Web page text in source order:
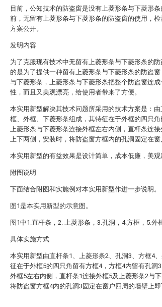
目前，公知技术的防盗窗是没有上菱形条与下菱形
前，无留有上菱形条与下菱形条的防盗窗的使用，
方案公开。
发明内容
为了克服现有技术中无留有上菱形条与下菱形条的
的是为了提供一种留有上菱形条与下菱形条的防盗
与下菱形条，上菱形条与下菱形条把整个防盗窗连
性，而且又美观漂亮，给使用者带来了方便。
本实用新型解决其技术问题所采用的技术方案是：
框、外框、下菱形条组成，其特征在于外框的四只角
上菱形条与下菱形条连接外框左右内侧，直杆条连
上下两侧，安装时，将防盗窗方框内的孔洞固定在窗
本实用新型的有益效果是设计简单，成本低廉，美观
附图说明
下面结合附图和实施例对本实用新型作进一步说明。
图1是本实用新型的示意图。
图1中1.直杆条，2. 上菱形条，3.孔洞，4.方框，5.外
具体实施方式
本实用新型由直杆条1、上菱形条2、孔洞3、方框4
征在于外框5的四只角留有方框4，方框4内留有孔洞
外框5左右内侧，直杆条1连接外框5及上菱形条2与
将防盗窗方框4内的孔洞3固定在窗户四周的墙壁上即